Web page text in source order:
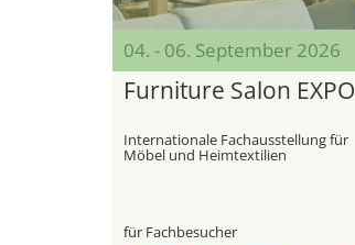
04. - 06. September 2026
Furniture Salon EXPO
Internationale Fachausstellung für
Möbel und Heimtextilien
für Fachbesucher